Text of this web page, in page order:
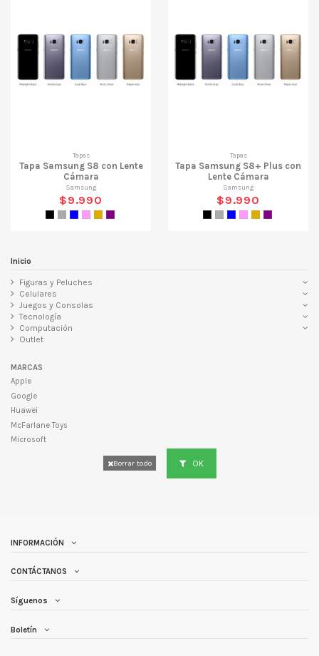
Tapas
Tapa Samsung S8 con Lente
Cámara
Samsung
$9.990
Negro
GrisAzulRosado
DoradoMorado
Tapas
Tapa Samsung S8+ Plus con
Lente Cámara
Samsung
$9.990
Negro
GrisAzulRosado
DoradoMorado
Inicio
Figuras y Peluches
Celulares
Juegos y Consolas
Tecnología
Computación
Outlet
MARCAS
Apple
Google
Huawei
McFarlane Toys
Microsoft
Borrar todo OK
INFORMACIÓN
CONTÁCTANOS
Síguenos
Boletín